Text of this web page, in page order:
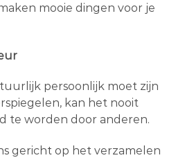
mooie dingen voor je
persoonlijk moet zijn
kan het nooit
te worden door anderen.
gericht op het verzamelen